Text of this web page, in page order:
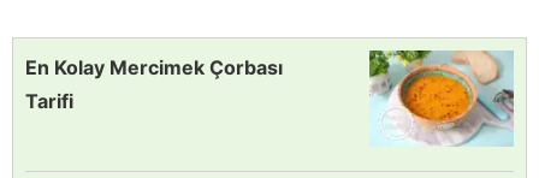
En Kolay Mercimek Çorbası
Tarifi